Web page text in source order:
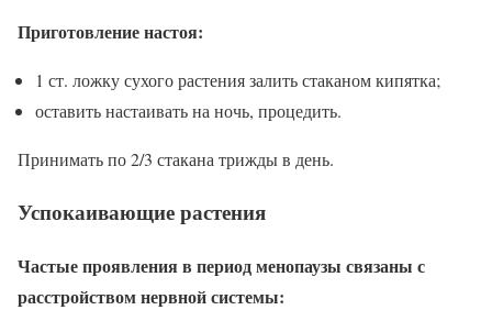
Приготовление настоя:
1 ст. ложку сухого растения залить стаканом кипятка;
оставить настаивать на ночь, процедить.
Принимать по 2/3 стакана трижды в день.
Успокаивающие растения
Частые проявления в период менопаузы связаны с
расстройством нервной системы: